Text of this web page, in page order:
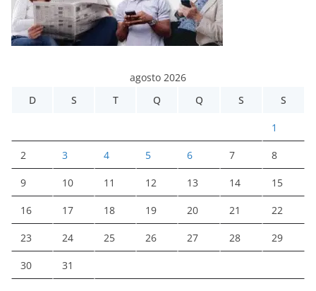
agosto 2026
D
S T Q Q S S
1
2 3 4 5 6 7 8
9 10 11 12 13 14 15
16 17 18 19 20 21 22
23 24 25 26 27 28 29
30 31